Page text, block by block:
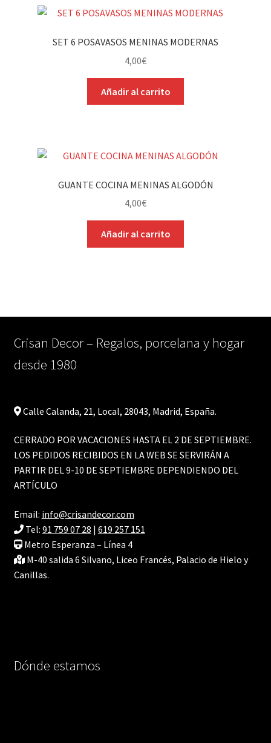
SET 6 POSAVASOS MENINAS MODERNAS
4,00€
Añadir al carrito
GUANTE COCINA MENINAS ALGODÓN
4,00€
Añadir al carrito
Crisan Decor – Regalos, porcelana y hogar
desde 1980
Calle Calanda, 21, Local, 28043, Madrid, España.
CERRADO POR VACACIONES HASTA EL 2 DE SEPTIEMBRE.
LOS PEDIDOS RECIBIDOS EN LA WEB SE SERVIRÁN A
PARTIR DEL 9-10 DE SEPTIEMBRE DEPENDIENDO DEL
ARTÍCULO
Email: info@crisandecor.com
Tel: 91 759 07 28 | 619 257 151
Metro Esperanza – Línea 4
M-40 salida 6 Silvano, Liceo Francés, Palacio de Hielo y
Canillas.
Dónde estamos